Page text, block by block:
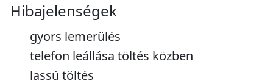
Hibajelenségek
gyors lemerülés
telefon leállása töltés közben
lassú töltés